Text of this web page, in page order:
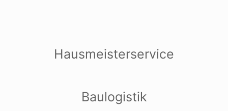
Hausmeisterservice
Baulogistik